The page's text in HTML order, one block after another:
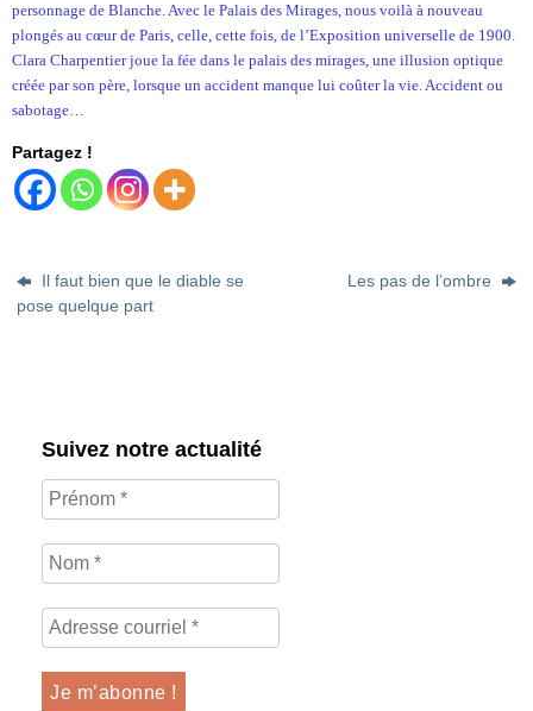
personnage de Blanche. Avec le Palais des Mirages, nous voilà à nouveau
plongés au cœur de Paris, celle, cette fois, de l’Exposition universelle de 1900.
Clara Charpentier joue la fée dans le palais des mirages, une illusion optique
créée par son père, lorsque un accident manque lui coûter la vie. Accident ou
sabotage…
Partagez !
Il faut bien que le diable se
pose quelque part
Les pas de l’ombre
Suivez notre actualité